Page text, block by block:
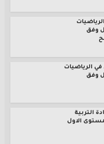
وفق
في الرياضيات
وفق
التربية
الاول